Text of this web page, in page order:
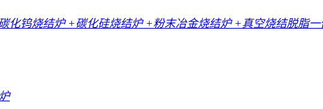
化钨烧结炉+碳化硅烧结炉+粉末冶金烧结炉+真空烧结脱脂